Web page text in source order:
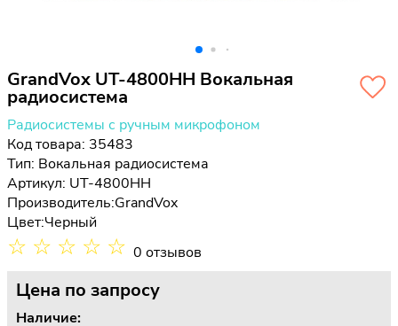
GrandVox UT-4800HH Вокальная
радиосистема
Радиосистемы с ручным микрофоном
Код товара: 35483
Тип: Вокальная радиосистема
Артикул: UT-4800HH
Производитель:GrandVox
Цвет:Черный
☆ ☆ ☆ ☆ ☆ 0 отзывов
Цена по запросу
Наличие: